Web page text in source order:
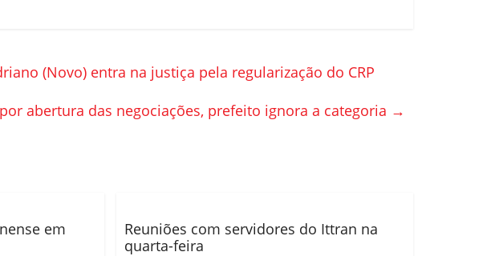
(Novo) entra na justiça pela regularização do CRP
abertura das negociações, prefeito ignora a categoria →
em
Reuniões com servidores do Ittran na
quarta-feira